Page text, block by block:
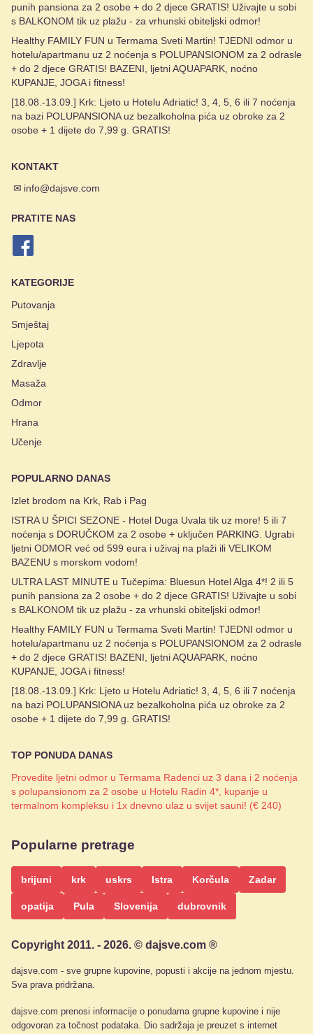
punih pansiona za 2 osobe + do 2 djece GRATIS! Uživajte u sobi
s BALKONOM tik uz plažu - za vrhunski obiteljski odmor!
Healthy FAMILY FUN u Termama Sveti Martin! TJEDNI odmor u
hotelu/apartmanu uz 2 noćenja s POLUPANSIONOM za 2 odrasle
+ do 2 djece GRATIS! BAZENI, ljetni AQUAPARK, noćno
KUPANJE, JOGA i fitness!
[18.08.-13.09.] Krk: Ljeto u Hotelu Adriatic! 3, 4, 5, 6 ili 7 noćenja
na bazi POLUPANSIONA uz bezalkoholna pića uz obroke za 2
osobe + 1 dijete do 7,99 g. GRATIS!
KONTAKT
✉ info@dajsve.com
PRATITE NAS
KATEGORIJE
Putovanja
Smještaj
Ljepota
Zdravlje
Masaža
Odmor
Hrana
Učenje
POPULARNO DANAS
Izlet brodom na Krk, Rab i Pag
ISTRA U ŠPICI SEZONE - Hotel Duga Uvala tik uz more! 5 ili 7
noćenja s DORUČKOM za 2 osobe + uključen PARKING. Ugrabi
ljetni ODMOR već od 599 eura i uživaj na plaži ili VELIKOM
BAZENU s morskom vodom!
ULTRA LAST MINUTE u Tučepima: Bluesun Hotel Alga 4*! 2 ili 5
punih pansiona za 2 osobe + do 2 djece GRATIS! Uživajte u sobi
s BALKONOM tik uz plažu - za vrhunski obiteljski odmor!
Healthy FAMILY FUN u Termama Sveti Martin! TJEDNI odmor u
hotelu/apartmanu uz 2 noćenja s POLUPANSIONOM za 2 odrasle
+ do 2 djece GRATIS! BAZENI, ljetni AQUAPARK, noćno
KUPANJE, JOGA i fitness!
[18.08.-13.09.] Krk: Ljeto u Hotelu Adriatic! 3, 4, 5, 6 ili 7 noćenja
na bazi POLUPANSIONA uz bezalkoholna pića uz obroke za 2
osobe + 1 dijete do 7,99 g. GRATIS!
TOP PONUDA DANAS
Provedite ljetni odmor u Termama Radenci uz 3 dana i 2 noćenja
s polupansionom za 2 osobe u Hotelu Radin 4*, kupanje u
termalnom kompleksu i 1x dnevno ulaz u svijet sauni! (€ 240)
Popularne pretrage
brijuni krk uskrs Istra Korčula Zadar
opatija Pula Slovenija dubrovnik
Copyright 2011. - 2026. © dajsve.com ®
dajsve.com - sve grupne kupovine, popusti i akcije na jednom mjestu.
Sva prava pridržana.
dajsve.com prenosi informacije o ponudama grupne kupovine i nije
odgovoran za točnost podataka. Dio sadržaja je preuzet s internet